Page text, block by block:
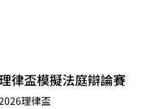
律盃模擬法庭辯論賽
理律盃